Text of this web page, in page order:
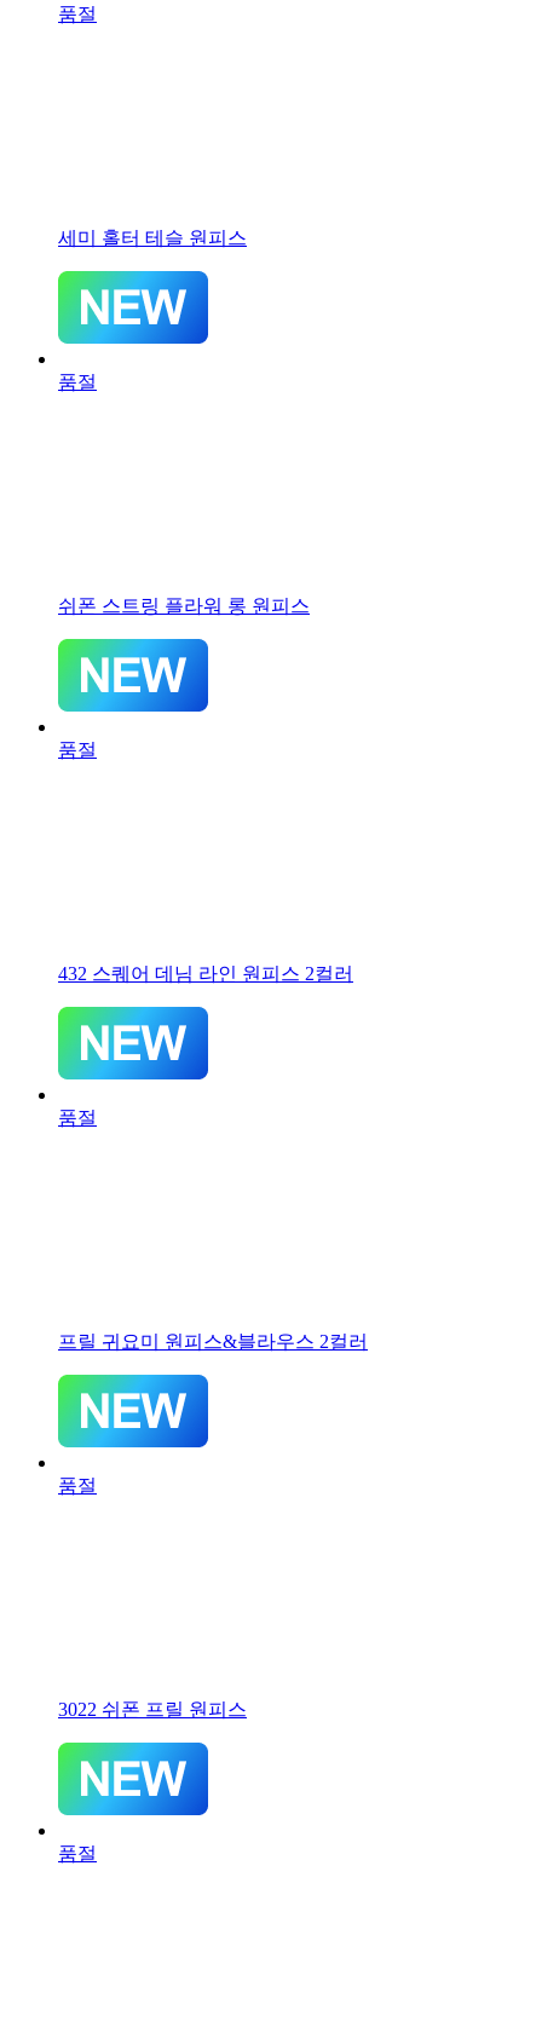
품절
세미 홀터 테슬 원피스
품절
쉬폰 스트링 플라워 롱 원피스
품절
432 스퀘어 데님 라인 원피스 2컬러
품절
프릴 귀요미 원피스&블라우스 2컬러
품절
3022 쉬폰 프릴 원피스
품절